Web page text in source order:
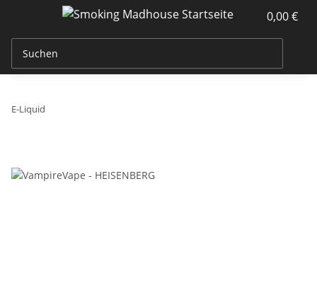
0,00 €
E-Liquid